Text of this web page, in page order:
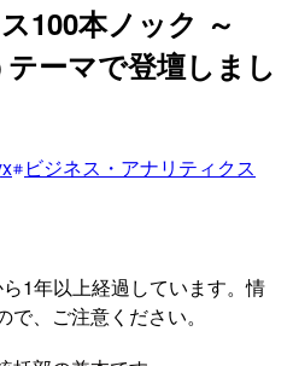
100本ノック ～
ーマで登壇しまし
ビジネス・アナリティクス
1年以上経過しています。情
、ご注意ください。